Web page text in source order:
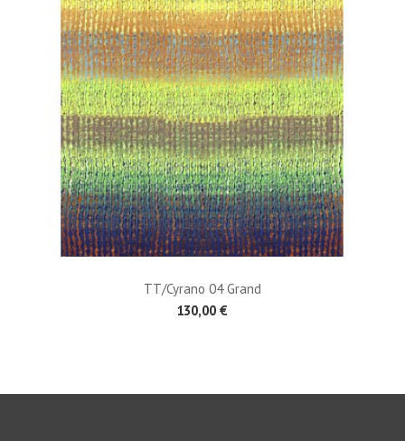
TT/Cyrano 04 Grand
130,00 €